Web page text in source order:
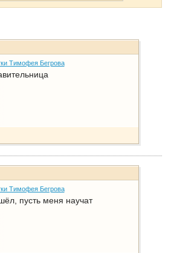
Тимофея Бегрова
Тимофея Бегрова
пусть меня научат